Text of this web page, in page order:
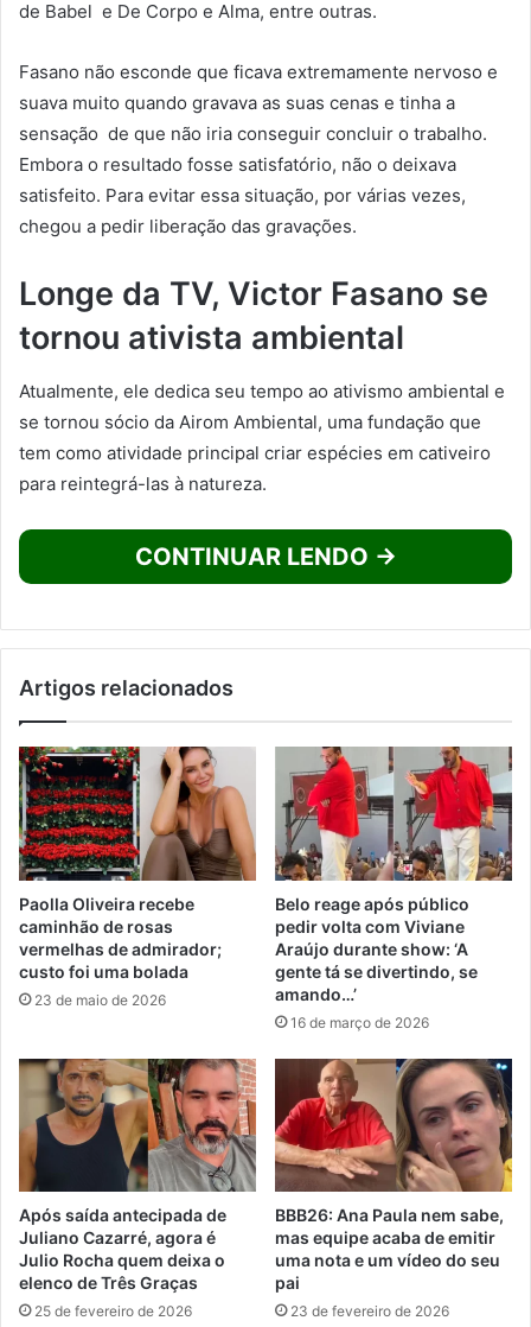
de Babel e De Corpo e Alma, entre outras.
Fasano não esconde que ficava extremamente nervoso e
suava muito quando gravava as suas cenas e tinha a
sensação de que não iria conseguir concluir o trabalho.
Embora o resultado fosse satisfatório, não o deixava
satisfeito. Para evitar essa situação, por várias vezes,
chegou a pedir liberação das gravações.
Longe da TV, Victor Fasano se
tornou ativista ambiental
Atualmente, ele dedica seu tempo ao ativismo ambiental e
se tornou sócio da Airom Ambiental, uma fundação que
tem como atividade principal criar espécies em cativeiro
para reintegrá-las à natureza.
CONTINUAR LENDO →
Artigos relacionados
Paolla Oliveira recebe
caminhão de rosas
vermelhas de admirador;
custo foi uma bolada
23 de maio de 2026
Belo reage após público
pedir volta com Viviane
Araújo durante show: ‘A
gente tá se divertindo, se
amando…’
16 de março de 2026
Após saída antecipada de
Juliano Cazarré, agora é
Julio Rocha quem deixa o
elenco de Três Graças
25 de fevereiro de 2026
BBB26: Ana Paula nem sabe,
mas equipe acaba de emitir
uma nota e um vídeo do seu
pai
23 de fevereiro de 2026